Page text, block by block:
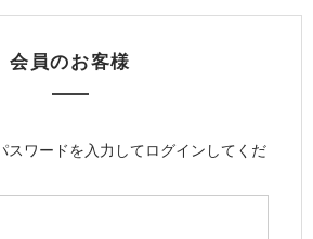
会員のお客様
スワードを入力してログインしてくだ